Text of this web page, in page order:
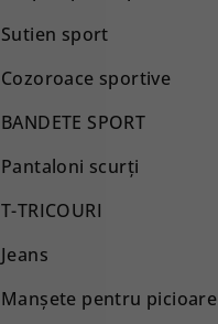
Sutien sport
Cozoroace sportive
BANDETE SPORT
Pantaloni scurţi
T-TRICOURI
Jeans
Manșete pentru picioare